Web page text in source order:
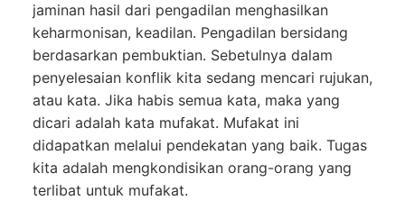
jaminan hasil dari pengadilan menghasilkan
keharmonisan, keadilan. Pengadilan bersidang
berdasarkan pembuktian. Sebetulnya dalam
penyelesaian konflik kita sedang mencari rujukan,
atau kata. Jika habis semua kata, maka yang
dicari adalah kata mufakat. Mufakat ini
didapatkan melalui pendekatan yang baik. Tugas
kita adalah mengkondisikan orang-orang yang
terlibat untuk mufakat.